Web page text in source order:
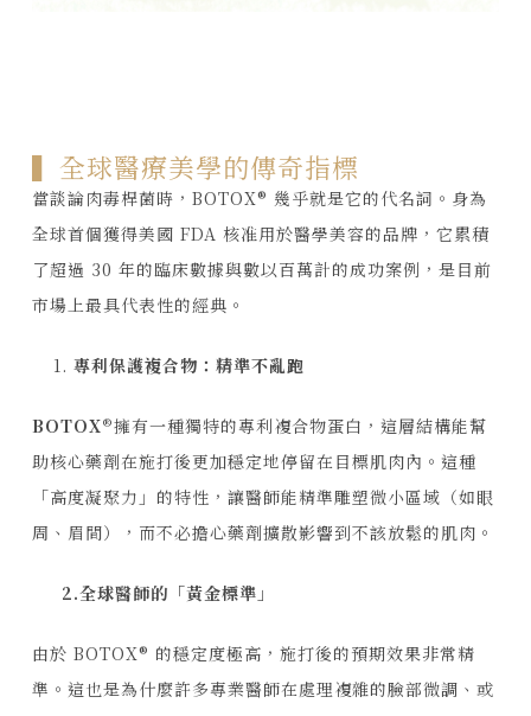
▍全球醫療美學的傳奇指標
當談論肉毒桿菌時，BOTOX® 幾乎就是它的代名詞。身為
全球首個獲得美國 FDA 核准用於醫學美容的品牌，它累積
了超過 30 年的臨床數據與數以百萬計的成功案例，是目前
市場上最具代表性的經典。
專利保護複合物：精準不亂跑
BOTOX®擁有一種獨特的專利複合物蛋白，這層結構能幫
助核心藥劑在施打後更加穩定地停留在目標肌肉內。這種
「高度凝聚力」的特性，讓醫師能精準雕塑微小區域（如眼
周、眉間），而不必擔心藥劑擴散影響到不該放鬆的肌肉。
2.全球醫師的「黃金標準」
由於 BOTOX® 的穩定度極高，施打後的預期效果非常精
準。這也是為什麼許多專業醫師在處理複雜的臉部微調、或